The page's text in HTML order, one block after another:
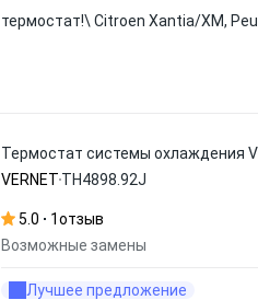
термостат!\ Citroen Xantia/XM,
Термостат системы охлаждения
VERNET TH4898.92J
5.0 1отзыв
Возможные замены
Лучшее предложение